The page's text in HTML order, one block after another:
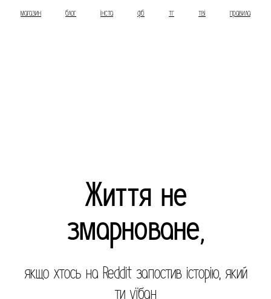
магазин блог інста фб тг тві правила
Життя не
змарноване,
якщо хтось на Reddit запостив історію, який
ти уїбан